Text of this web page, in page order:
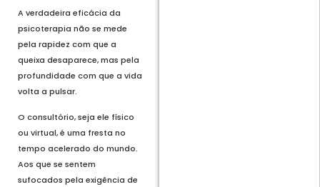
A verdadeira eficácia da
psicoterapia não se mede
pela rapidez com que a
queixa desaparece, mas pela
profundidade com que a vida
volta a pulsar.
O consultório, seja ele físico
ou virtual, é uma fresta no
tempo acelerado do mundo.
Aos que se sentem
sufocados pela exigência de